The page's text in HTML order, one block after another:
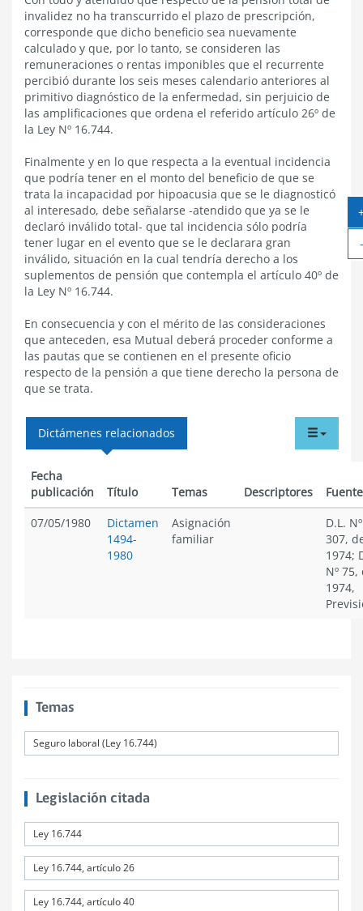
invalidez no ha transcurrido el plazo de prescripción,
corresponde que dicho beneficio sea nuevamente
calculado y que, por lo tanto, se consideren las
remuneraciones o rentas imponibles que el recurrente
percibió durante los seis meses calendario anteriores al
primitivo diagnóstico de la enfermedad, sin perjuicio de
las amplificaciones que ordena el referido artículo 26º de
la Ley Nº 16.744.
Finalmente y en lo que respecta a la eventual incidencia
que podría tener en el monto del beneficio de que se
trata la incapacidad por hipoacusia que se le diagnosticó
al interesado, debe señalarse -atendido que ya se le
declaró inválido total- que tal incidencia sólo podría
tener lugar en el evento que se le declarara gran
inválido, situación en la cual tendría derecho a los
suplementos de pensión que contempla el artículo 40º de
la Ley Nº 16.744.
En consecuencia y con el mérito de las consideraciones
que anteceden, esa Mutual deberá proceder conforme a
las pautas que se contienen en el presente oficio
respecto de la pensión a que tiene derecho la persona de
que se trata.
menu
Dictámenes relacionados
Fecha
publicación
Título Temas Descriptores
07/05/1980
Dictamen
1494-
1980
Asignación
familiar
D.L. Nº
307,
1974;
Nº 75,
1974,
Temas
Seguro laboral (Ley 16.744)
Legislación citada
Ley 16.744
Ley 16.744, artículo 26
Ley 16.744, artículo 40